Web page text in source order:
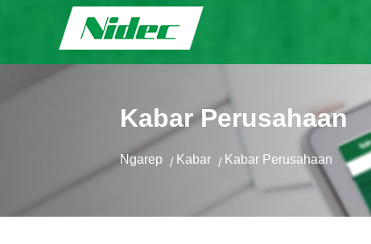
Kabar Perusahaan
Ngarep / Kabar / Kabar Perusahaan